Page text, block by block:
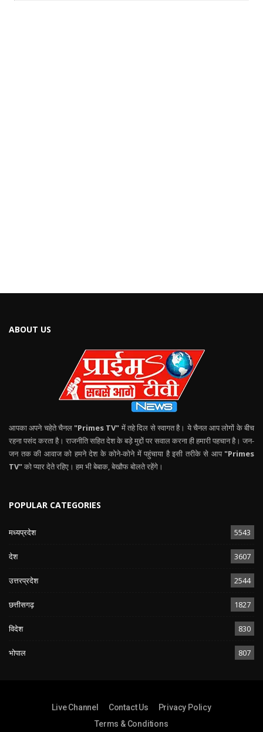
ABOUT US
आपका अपने चहेते चैनल "Primes TV" में तहे दिल से स्वागत है। ये चैनल आप लोगों के बीच
रहना पसंद करता है। राजनीति सहित देश के बड़े मुद्दों पर सवाल करना ही हमारी पहचान है। जन-
जन तक की आवाज को हमने देश के कोने-कोने में पहुंचाया है इसी तरीके से आप "Primes
TV"को प्यार देते रहिए। हम भी बेबाक, बेखौफ बोलते रहेंगे।
POPULAR CATEGORIES
मध्यप्रदेश 5543
देश 3607
उत्तरप्रदेश 2544
छत्तीसगढ़ 1827
विदेश 830
भोपाल 807
Live Channel Contact Us
Privacy Policy
Terms & Conditions